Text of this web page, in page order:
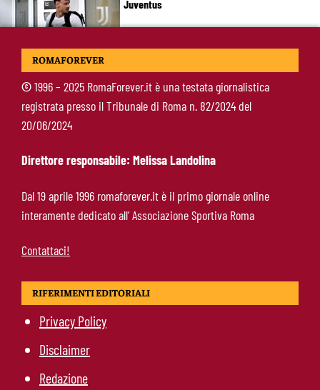
Juventus
Roma, il mercato ora è nelle sue mani: dopo
Roma, doppia cessione in Spagna: Angeliño al
Deportivo, Kumbulla al Rayo Vallecano
ROMAFOREVER
©1996 – 2025 RomaForever.it è una testata giornalistica
registrata presso il Tribunale di Roma n. 82/2024 del
20/06/2024
Direttore responsabile: Melissa Landolina
Dal 19 aprile 1996 romaforever.it è il primo giornale online
interamente dedicato all’ Associazione Sportiva Roma
Contattaci!
RIFERIMENTI EDITORIALI
Privacy Policy
Disclaimer
Redazione